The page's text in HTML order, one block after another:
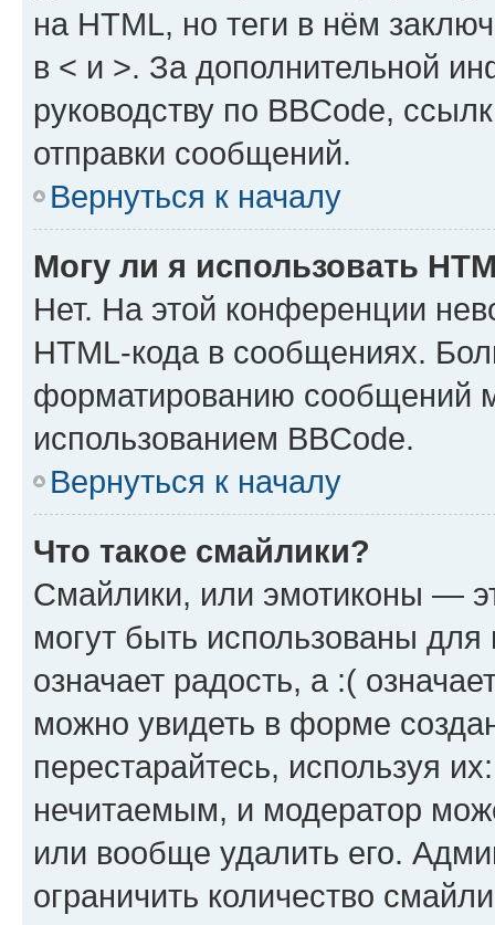
на HTML, но теги в нём
в < и >. За дополнительной
руководству по BBCode,
отправки сообщений.
Вернуться к началу
Могу ли я использовать
Нет. На этой конференции
HTML-кода в сообщениях.
форматированию сообщений
использованием BBCode.
Вернуться к началу
Что такое смайлики?
Смайлики, или эмотиконы —
могут быть использованы
означает радость, а :(
можно увидеть в форме
перестарайтесь, используя
нечитаемым, и модератор
или вообще удалить его.
ограничить количество